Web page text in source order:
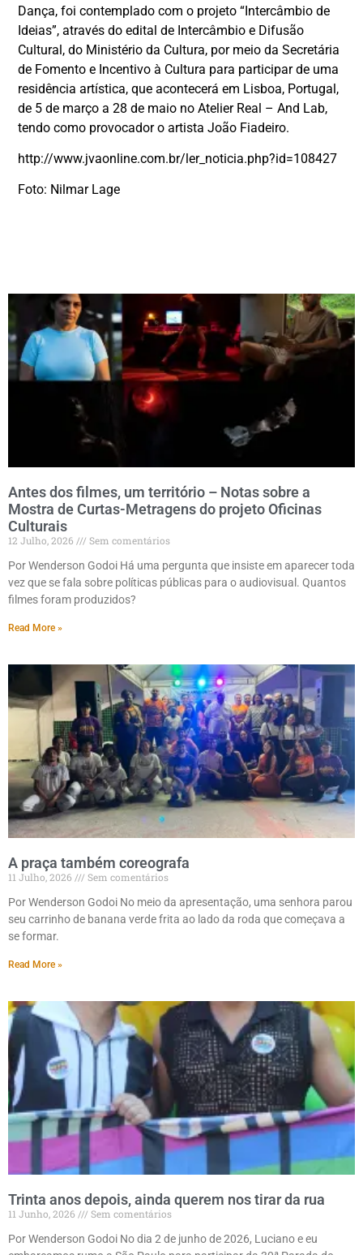
Dança, foi contemplado com o projeto “Intercâmbio de
Ideias”, através do edital de Intercâmbio e Difusão
Cultural, do Ministério da Cultura, por meio da Secretária
de Fomento e Incentivo à Cultura para participar de uma
residência artística, que acontecerá em Lisboa, Portugal,
de 5 de março a 28 de maio no Atelier Real – And Lab,
tendo como provocador o artista João Fiadeiro.
http://www.jvaonline.com.br/ler_noticia.php?id=108427
Foto: Nilmar Lage
Antes dos filmes, um território – Notas sobre a
Mostra de Curtas-Metragens do projeto Oficinas
Culturais
12 Julho, 2026
Sem comentários
Por Wenderson Godoi Há uma pergunta que insiste em aparecer toda
vez que se fala sobre políticas públicas para o audiovisual. Quantos
filmes foram produzidos?
Read More »
A praça também coreografa
11 Julho, 2026
Sem comentários
Por Wenderson Godoi No meio da apresentação, uma senhora parou
seu carrinho de banana verde frita ao lado da roda que começava a
se formar.
Read More »
Trinta anos depois, ainda querem nos tirar da rua
11 Junho, 2026
Sem comentários
Por Wenderson Godoi No dia 2 de junho de 2026, Luciano e eu